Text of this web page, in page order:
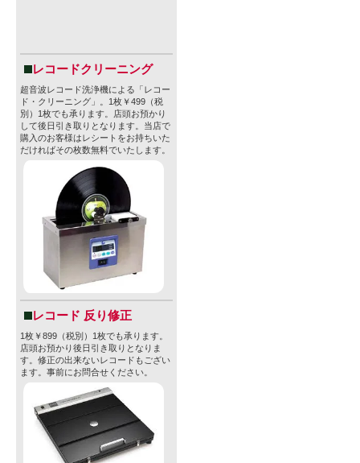
レコードクリーニング
超音波レコード洗浄機による「レコー
ド・クリーニング」。1枚￥499（税
別）1枚でも承ります。店頭お預かり
して後日引き取りとなります。当店で
購入のお客様はレシートをお持ちいた
だければその枚数無料でいたします。
レコード 反り修正
1枚￥899（税別）1枚でも承ります。
店頭お預かり後日引き取りとなりま
す。修正の出来ないレコードもござい
ます。事前にお問合せください。